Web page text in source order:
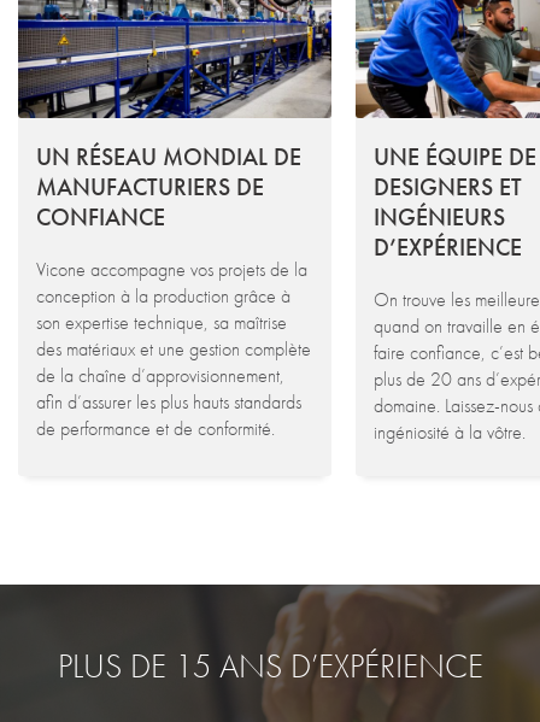
UN RÉSEAU MONDIAL DE
MANUFACTURIERS DE
CONFIANCE
Vicone accompagne vos projets de la
conception à la production grâce à
son expertise technique, sa maîtrise
des matériaux et une gestion complète
de la chaîne d’approvisionnement,
afin d’assurer les plus hauts standards
de performance et de conformité.
UNE ÉQUIPE DE
DESIGNERS ET
INGÉNIEURS
D’EXPÉRIENCE
On trouve les
quand on travaille en
faire confiance, c’est
plus de 20 ans
domaine. Laissez-
ingéniosité à la vôtre.
PLUS DE 15 ANS D’EXPÉRIENCE